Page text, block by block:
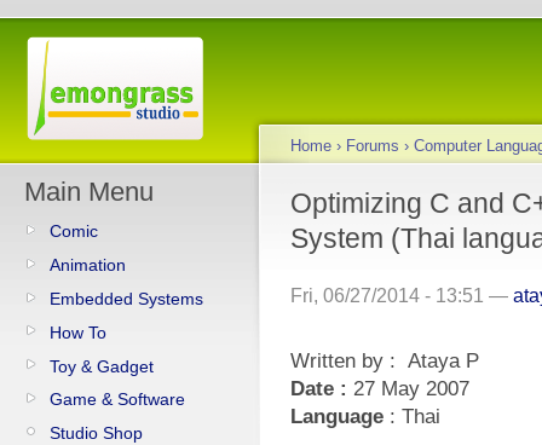
Main Menu
Comic
Animation
Embedded Systems
How To
Toy & Gadget
Game & Software
Studio Shop
Home › Forums › Computer
Optimizing C and
System (Thai
Fri, 06/27/2014 - 13:51 —
Written by : Ataya P
Date : 27 May 2007
Language : Thai